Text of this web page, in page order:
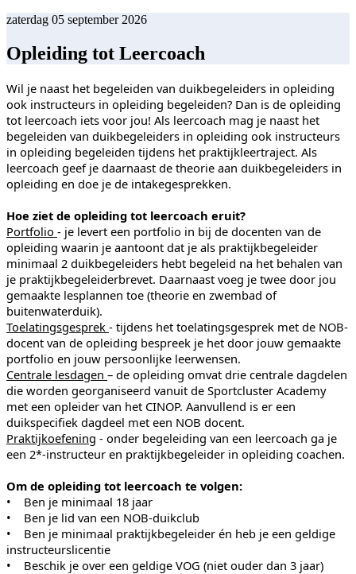
zaterdag 05 september 2026
Opleiding tot Leercoach
Wil je naast het begeleiden van duikbegeleiders in opleiding
ook instructeurs in opleiding begeleiden? Dan is de opleiding
tot leercoach iets voor jou! Als leercoach mag je naast het
begeleiden van duikbegeleiders in opleiding ook instructeurs
in opleiding begeleiden tijdens het praktijkleertraject. Als
leercoach geef je daarnaast de theorie aan duikbegeleiders in
opleiding en doe je de intakegesprekken.
Hoe ziet de opleiding tot leercoach eruit?
Portfolio - je levert een portfolio in bij de docenten van de
opleiding waarin je aantoont dat je als praktijkbegeleider
minimaal 2 duikbegeleiders hebt begeleid na het behalen van
je praktijkbegeleiderbrevet. Daarnaast voeg je twee door jou
gemaakte lesplannen toe (theorie en zwembad of
buitenwaterduik).
Toelatingsgesprek - tijdens het toelatingsgesprek met de NOB-
docent van de opleiding bespreek je het door jouw gemaakte
portfolio en jouw persoonlijke leerwensen.
Centrale lesdagen – de opleiding omvat drie centrale dagdelen
die worden georganiseerd vanuit de Sportcluster Academy
met een opleider van het CINOP. Aanvullend is er een
duikspecifiek dagdeel met een NOB docent.
Praktijkoefening - onder begeleiding van een leercoach ga je
een 2*-instructeur en praktijkbegeleider in opleiding coachen.
Om de opleiding tot leercoach te volgen:
• Ben je minimaal 18 jaar
• Ben je lid van een NOB-duikclub
• Ben je minimaal praktijkbegeleider én heb je een geldige
instructeurslicentie
• Beschik je over een geldige VOG (niet ouder dan 3 jaar)